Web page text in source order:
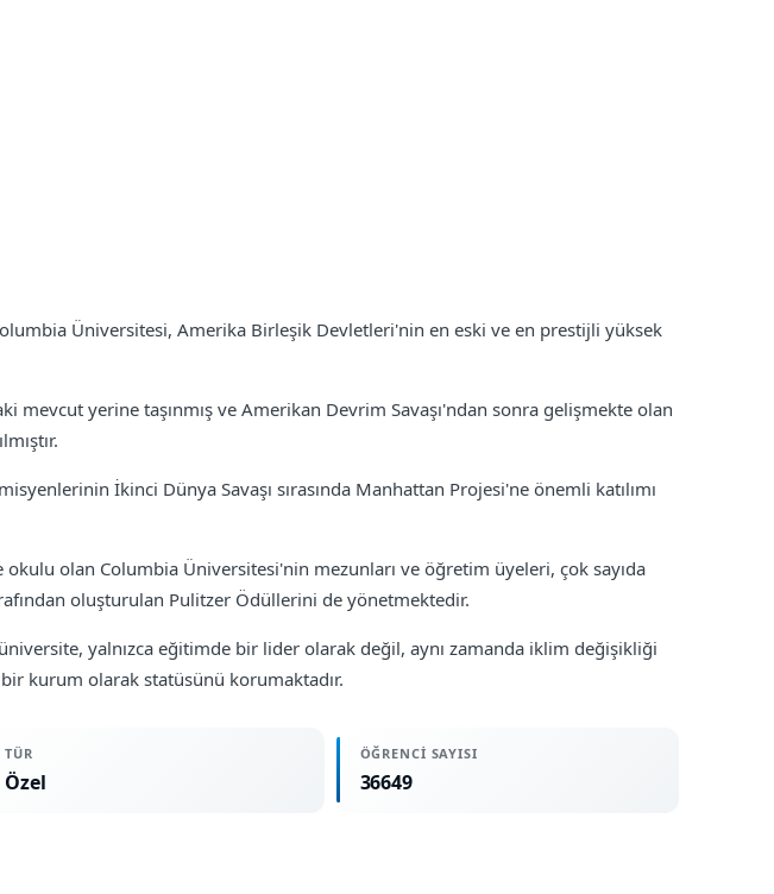
Üniversitesi, Amerika Birleşik Devletleri'nin en eski ve en prestijli yüksek
yerine taşınmış ve Amerikan Devrim Savaşı'ndan sonra gelişmekte olan
İkinci Dünya Savaşı sırasında Manhattan Projesi'ne önemli katılımı
olan Columbia Üniversitesi'nin mezunları ve öğretim üyeleri, çok sayıda
oluşturulan Pulitzer Ödüllerini de yönetmektedir.
yalnızca eğitimde bir lider olarak değil, aynı zamanda iklim değişikliği
kurum olarak statüsünü korumaktadır.
TÜR
Özel
ÖĞRENCI SAYISI
36649